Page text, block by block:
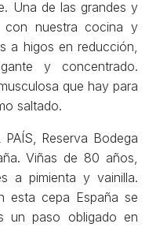
Una de las grandes y
con nuestra cocina y
a higos en reducción,
y concentrado.
que hay para
saltado.
Reserva Bodega
Viñas de 80 años,
a pimienta y vainilla.
esta cepa España se
un paso obligado en